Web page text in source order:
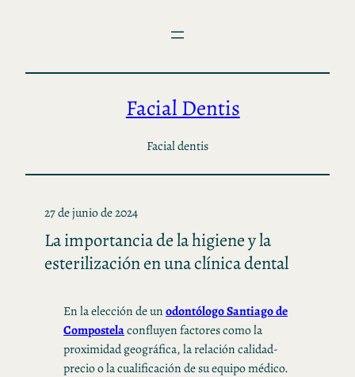
Facial Dentis
Facial dentis
27 de junio de 2024
La importancia de la higiene y la
esterilización en una clínica dental
En la elección de unodontólogo Santiago de
Compostelaconfluyen factores como la
proximidad geográfica, la relación calidad-
precio o la cualificación de su equipo médico.